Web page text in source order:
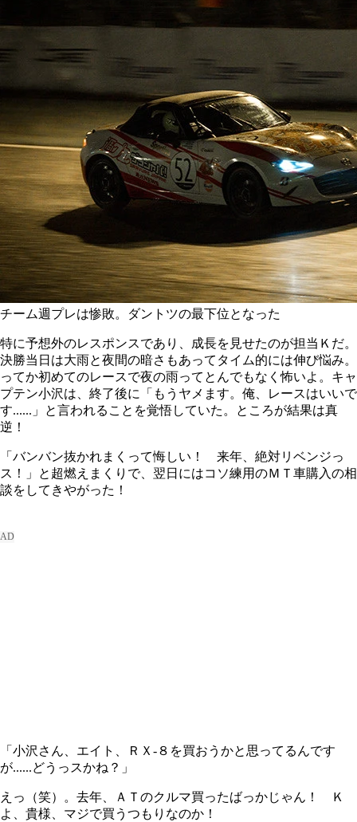
チーム週プレは惨敗。ダントツの最下位となった
特に予想外のレスポンスであり、成長を見せたのが担当Ｋだ。
決勝当日は大雨と夜間の暗さもあってタイム的には伸び悩み。
ってか初めてのレースで夜の雨ってとんでもなく怖いよ。キャ
プテン小沢は、終了後に「もうヤメます。俺、レースはいいで
す......」と言われることを覚悟していた。ところが結果は真
逆！
「バンバン抜かれまくって悔しい！ 来年、絶対リベンジっ
ス！」と超燃えまくりで、翌日にはコソ練用のＭＴ車購入の相
談をしてきやがった！
「小沢さん、エイト、ＲＸ‐８を買おうかと思ってるんです
が......どうっスかね？」
えっ（笑）。去年、ＡＴのクルマ買ったばっかじゃん！ Ｋ
よ、貴様、マジで買うつもりなのか！